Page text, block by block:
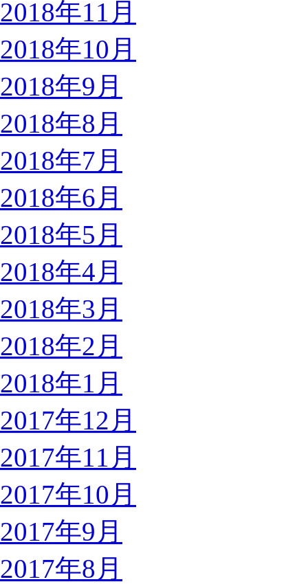
2018年11月
2018年10月
2018年9月
2018年8月
2018年7月
2018年6月
2018年5月
2018年4月
2018年3月
2018年2月
2018年1月
2017年12月
2017年11月
2017年10月
2017年9月
2017年8月